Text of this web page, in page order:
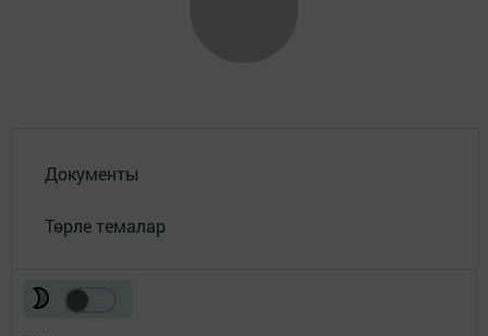
Документы
Төрле темалар